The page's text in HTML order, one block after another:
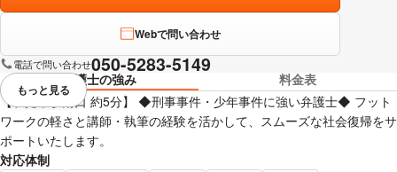
Webで問い合わせ
電話で問い合わせ050-5283-5149
弁護士の強み
料金表
【和光市駅南口 約5分】 ◆刑事事件・少年事件に強い弁護士◆ フット
ワークの軽さと講師・執筆の経験を活かして、スムーズな社会復帰をサ
ポートいたします。
対応体制
視覚的に省略されている要素を
もっと見る